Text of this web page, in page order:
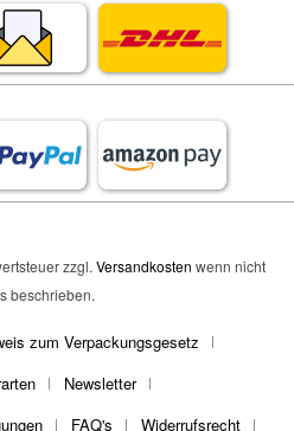
zzgl. Versandkosten wenn nicht
beschrieben.
zum Verpackungsgesetz
Newsletter
FAQ's Widerrufsrecht